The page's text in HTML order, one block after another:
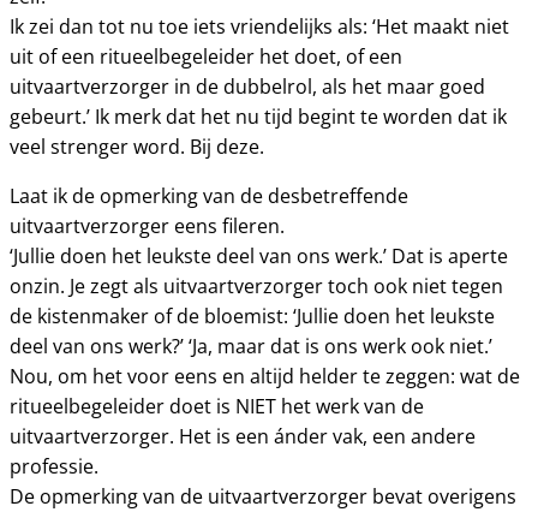
Ik zei dan tot nu toe iets vriendelijks als: ‘Het maakt niet
uit of een ritueelbegeleider het doet, of een
uitvaartverzorger in de dubbelrol, als het maar goed
gebeurt.’ Ik merk dat het nu tijd begint te worden dat ik
veel strenger word. Bij deze.
Laat ik de opmerking van de desbetreffende
uitvaartverzorger eens fileren.
‘Jullie doen het leukste deel van ons werk.’ Dat is aperte
onzin. Je zegt als uitvaartverzorger toch ook niet tegen
de kistenmaker of de bloemist: ‘Jullie doen het leukste
deel van ons werk?’ ‘Ja, maar dat is ons werk ook niet.’
Nou, om het voor eens en altijd helder te zeggen: wat de
ritueelbegeleider doet is NIET het werk van de
uitvaartverzorger. Het is een ánder vak, een andere
professie.
De opmerking van de uitvaartverzorger bevat overigens